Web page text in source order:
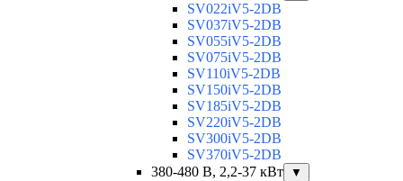
SV022iV5-2DB
SV037iV5-2DB
SV055iV5-2DB
SV075iV5-2DB
SV110iV5-2DB
SV150iV5-2DB
SV185iV5-2DB
SV220iV5-2DB
SV300iV5-2DB
SV370iV5-2DB
380-480 В, 2,2-37 кВт
▼